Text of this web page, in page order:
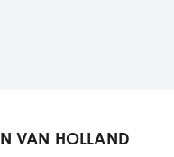
VAN HOLLAND